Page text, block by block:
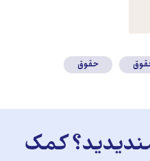
حقوق
کمک